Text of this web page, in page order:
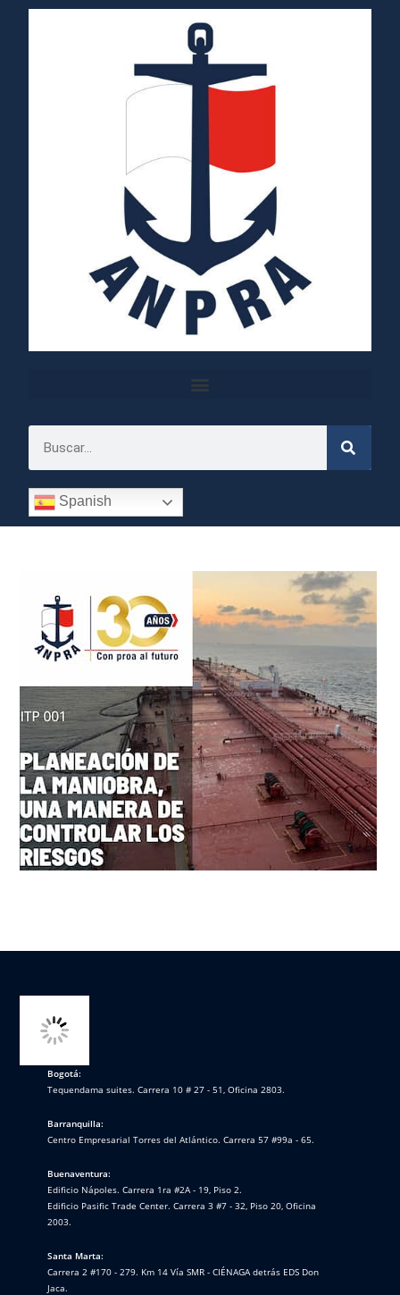
Spanish
Bogotá:
Tequendama suites. Carrera 10 # 27 - 51, Oficina 2803.
Barranquilla:
Centro Empresarial Torres del Atlántico. Carrera 57 #99a - 65.
Buenaventura:
Edificio Nápoles. Carrera 1ra #2A - 19, Piso 2.
Edificio Pasific Trade Center. Carrera 3 #7 - 32, Piso 20, Oficina
2003.
Santa Marta:
Carrera 2 #170 - 279. Km 14 Vía SMR - CIÉNAGA detrás EDS Don
Jaca.